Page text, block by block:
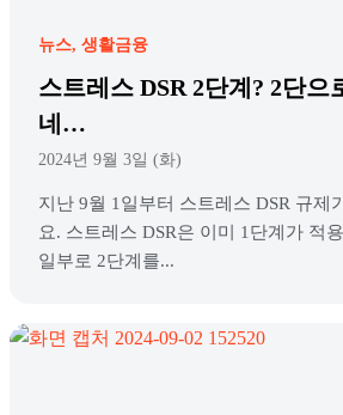
뉴스 생활금융
스트레스 DSR 2단계? 2단으
네…
2024년 9월 3일 (화)
지난 9월 1일부터 스트레스 DSR 규제
요. 스트레스 DSR은 이미 1단계가 적
일부로 2단계를...